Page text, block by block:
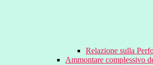
Relazione sulla
Ammontare complessivo